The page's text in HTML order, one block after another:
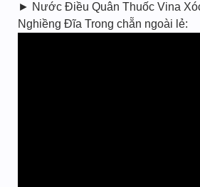
► Nước Điều Quân Thuốc Vina
Nghiềng Đĩa Trong chẵn ngoài lẻ: